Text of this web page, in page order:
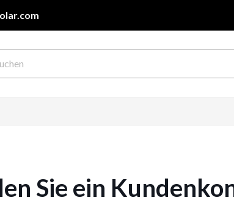
Sie ein